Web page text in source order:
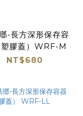
-長方深形保存容
膠蓋）WRF-M
NT$680